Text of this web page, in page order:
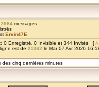
messages
Ervin47E
0 Enregistré, 0 Invisible et 344 Invités [
est de 21362 le Mar 07 Avr 2026
des cinq dernières minutes